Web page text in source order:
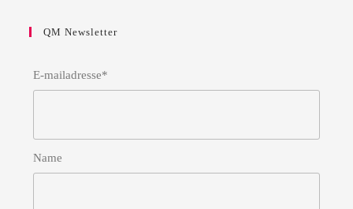
QM Newsletter
E-mailadresse*
Name